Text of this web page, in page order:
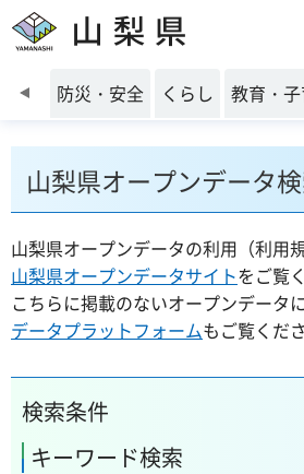
山梨県
前のスライドを表示
防災・安全 くらし 教育・
山梨県オープンデータ
山梨県オープンデータの利用（利用
山梨県オープンデータサイトをご覧
こちらに掲載のないオープンデータ
データプラットフォームもご覧くだ
検索条件
キーワード検索